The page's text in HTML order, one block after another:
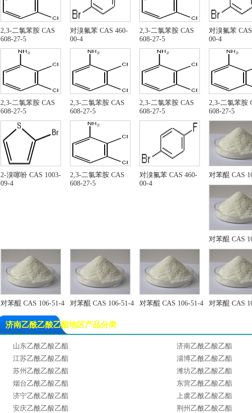
液体异丙醇锂
异丙醇锂
氟化镁
3-氯苯胺
丙二酸二乙酯
3-氯苯硼酸
间氯溴苯
伊鲁替尼
N-羟基丁二酰亚胺
对溴氟苯
莱克酮
(3R,3AS,6AR)-六氢呋喃并[2,3-B]呋喃-3-醇
六氢-呋喃并[2,3-B]呋喃-
1,4-丁二醇
四氢呋喃
苄氧基乙醛
4-雄烯二酮
去氢表雄酮
葡萄糖酸内酯
卡格列净
顺丁烯二酸酐
氟硼酸 CAS 16872-11-0
烯丙基氰 CAS 109-75-1
氟硼酸铵 CAS 13826-83-0
苄酸
氟锆酸 CAS 12021-95-3
1-溴萘
二氯乙烷
3-甲基-2-丁烯醛
氟硅酸钾
氟硼酸锂
氟钛酸铵
氧化苯乙烯
间苯二甲醚
异戊烯醛
亚硝酸钠
氟钛酸钾 CAS号:16919-
六水三氯化铁
透明质酸钠
烯丙基胺
二烯丙基胺
三烯丙基胺
碘化钾
金属钠
金属钾
碘化钾
1,4-丁二醇 CAS 110-63-4
2,3-二氯苯胺 CAS
608-27-5
对溴氟苯 CAS 460-
00-4
2,3-二氯苯胺 CAS
608-27-5
对溴氟苯
00-4
2,3-二氯苯胺 CAS
608-27-5
2,3-二氯苯胺 CAS
608-27-5
2,3-二氯苯胺 CAS
608-27-5
2,3-二氯苯胺
608-27-5
2-溴噻吩 CAS 1003-
09-4
2,3-二氯苯胺 CAS
608-27-5
对溴氟苯 CAS 460-
00-4
对苯醌 CAS
对苯醌 CAS
对苯醌 CAS 106-51-4 对苯醌 CAS 106-51-4 对苯醌 CAS 106-51-4 对苯醌 CAS
济南乙酰乙酸乙酯地区产品分类
山东乙酰乙酸乙酯
济南乙酰乙酸乙酯
江苏乙酰乙酸乙酯
淄博乙酰乙酸乙酯
苏州乙酰乙酸乙酯
潍坊乙酰乙酸乙酯
烟台乙酰乙酸乙酯
东营乙酰乙酸乙酯
济宁乙酰乙酸乙酯
上虞乙酰乙酸乙酯
安庆乙酰乙酸乙酯
荆州乙酰乙酸乙酯